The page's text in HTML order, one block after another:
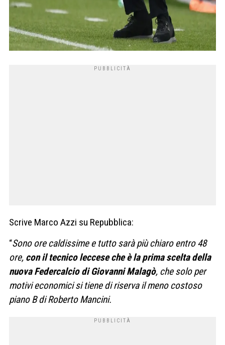
Scrive Marco Azzi su Repubblica:
“Sono ore caldissime e tutto sarà più chiaro entro 48
ore, con il tecnico leccese che è la prima scelta della
nuova Federcalcio di Giovanni Malagò, che solo per
motivi economici si tiene di riserva il meno costoso
piano B di Roberto Mancini.